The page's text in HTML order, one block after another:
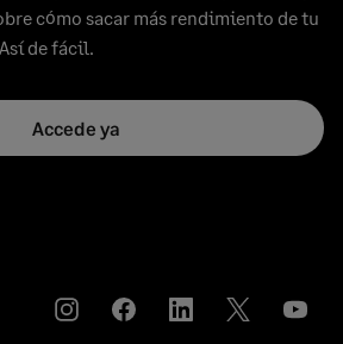
cómo sacar más rendimiento de tu
de fácil.
Accede ya
InstagramCompartirCompartirCompartir